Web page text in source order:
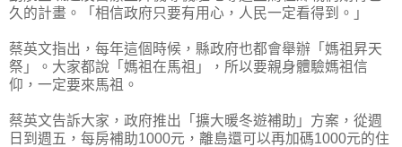
久的計畫。「相信政府只要有用心，人民一定看得到。」
蔡英文指出，每年這個時候，縣政府也都會舉辦「媽祖昇天
祭」。大家都說「媽祖在馬祖」，所以要親身體驗媽祖信
仰，一定要來馬祖。
蔡英文告訴大家，政府推出「擴大暖冬遊補助」方案，從週
日到週五，每房補助1000元，離島還可以再加碼1000元的住